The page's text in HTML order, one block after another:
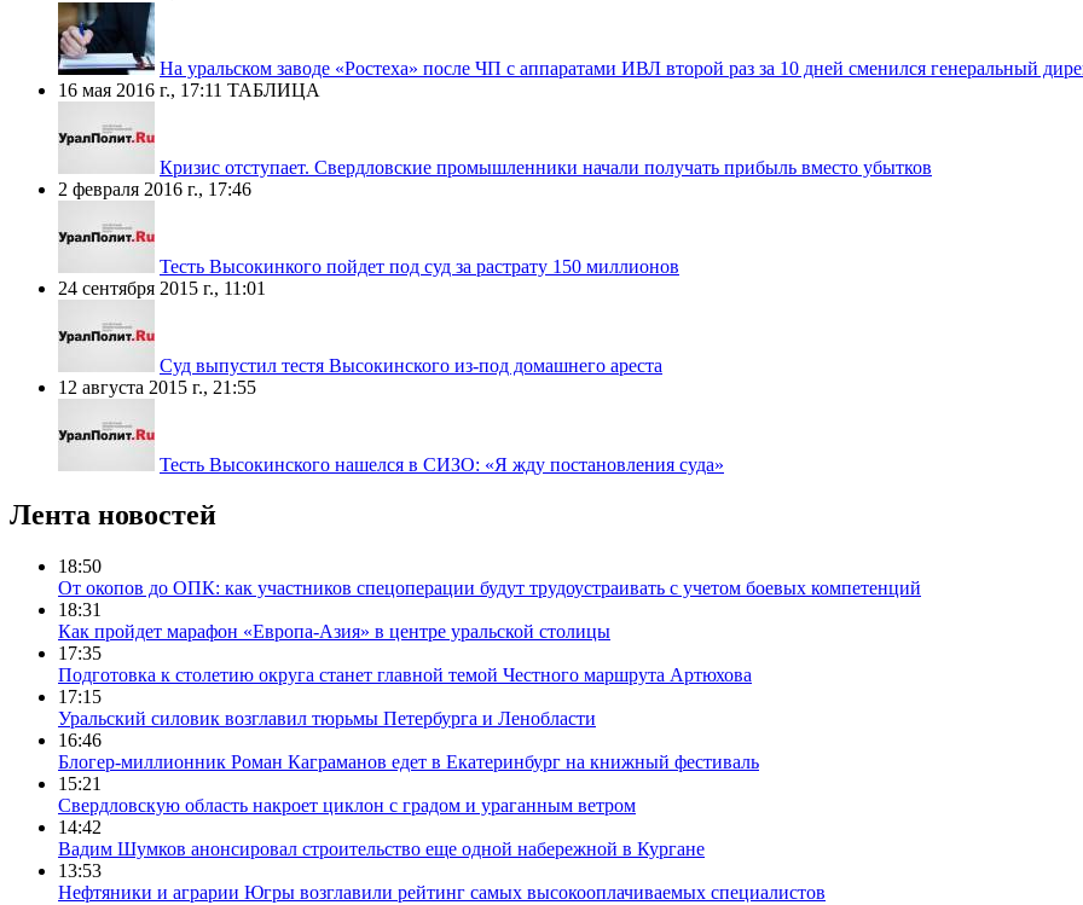
На уральском заводе «Ростеха» после ЧП с аппаратами ИВЛ второй раз за 10 дней сменился генеральный
16 мая 2016 г., 17:11 ТАБЛИЦА
Кризис отступает. Свердловские промышленники начали получать прибыль вместо убытков
2 февраля 2016 г., 17:46
Тесть Высокинкого пойдет под суд за растрату 150 миллионов
24 сентября 2015 г., 11:01
Суд выпустил тестя Высокинского из-под домашнего ареста
12 августа 2015 г., 21:55
Тесть Высокинского нашелся в СИЗО: «Я жду постановления суда»
Лента новостей
18:50
От окопов до ОПК: как участников спецоперации будут трудоустраивать с учетом боевых компетенций
18:31
Как пройдет марафон «Европа-Азия» в центре уральской столицы
17:35
Подготовка к столетию округа станет главной темой Честного маршрута Артюхова
17:15
Уральский силовик возглавил тюрьмы Петербурга и Ленобласти
16:46
Блогер-миллионник Роман Каграманов едет в Екатеринбург на книжный фестиваль
15:21
Свердловскую область накроет циклон с градом и ураганным ветром
14:42
Вадим Шумков анонсировал строительство еще одной набережной в Кургане
13:53
Нефтяники и аграрии Югры возглавили рейтинг самых высокооплачиваемых специалистов